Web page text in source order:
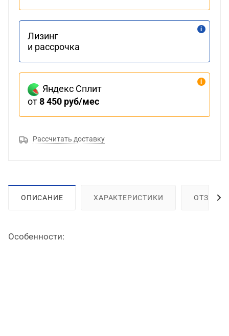
Лизинг
и рассрочка
Яндекс Сплит
от8 450 руб/мес
Рассчитать доставку
ОПИСАНИЕ ХАРАКТЕРИСТИКИ ОТЗЫВЫ
Особенности: